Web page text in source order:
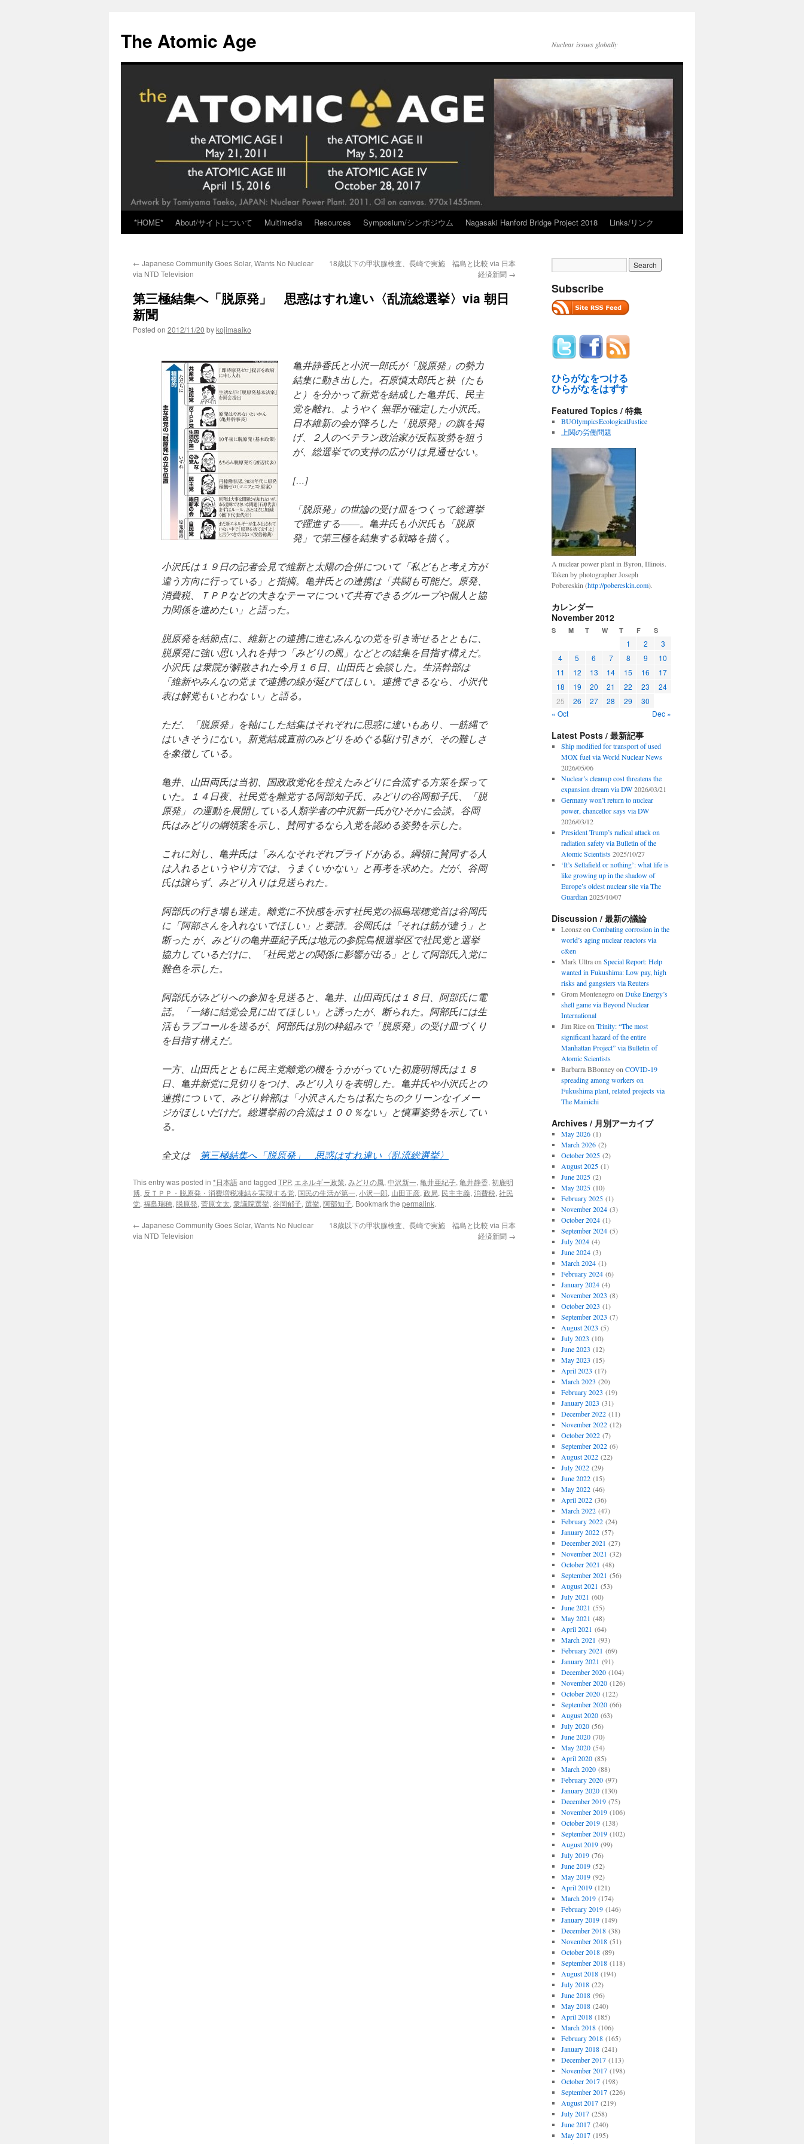
content
The Atomic Age Nuclear issues globally
*HOME* About/サイトについて Multimedia Resources Symposium/シンポジウム Nagasaki Hanford Bridge Project 2018 Links/リンク
← Japanese Community Goes Solar, Wants No Nuclear
via NTD Television
18歳以下の甲状腺検査、長崎で実施 福島と比較 via 日本
経済新聞 →
第三極結集へ「脱原発」 思惑はすれ違い〈乱流総選挙〉via 朝日
新聞
Posted on 2012/11/20 bykojimaaiko
亀井静香氏と小沢一郎氏が「脱原発」の勢力
結集に動き出した。石原慎太郎氏と袂（たも
と）を分かって新党を結成した亀井氏、民主
党を離れ、ようやく 無罪が確定した小沢氏。
日本維新の会が降ろした「脱原発」の旗を掲
げ、２人のベテラン政治家が反転攻勢を狙う
が、総選挙での支持の広がりは見通せない。
[…]
「脱原発」の世論の受け皿をつくって総選挙
で躍進する――。亀井氏も小沢氏も「脱原
発」で第三極を結集する戦略を描く。
小沢氏は１９日の記者会見で維新と太陽の合併について「私どもと考え方が
違う方向に行っている」と指摘。亀井氏との連携は「共闘も可能だ。原発、
消費税、ＴＰＰなどの大きなテーマについて共有できるグループや個人と協
力関係を進めたい」と語った。
脱原発を結節点に、維新との連携に進むみんなの党を引き寄せるとともに、
脱原発に強い思い入れを持つ「みどりの風」などとの結集を目指す構えだ。
小沢氏 は衆院が解散された今月１６日、山田氏と会談した。生活幹部は
「維新やみんなの党まで連携の線が延びてほしい。連携できるなら、小沢代
表は解党もいとわな い」と語る。
ただ、「脱原発」を軸にした結集はそれぞれに思惑に違いもあり、一筋縄で
はいきそうにない。新党結成直前のみどりをめぐる駆け引きが、その難しさ
を象徴している。
亀井、山田両氏は当初、国政政党化を控えたみどりに合流する方策を探って
いた。１４日夜、社民党を離党する阿部知子氏、みどりの谷岡郁子氏、「脱
原発」 の運動を展開している人類学者の中沢新一氏がひそかに会談。谷岡
氏はみどりの綱領案を示し、賛同するなら入党を認める姿勢を示した。
これに対し、亀井氏は「みんなそれぞれプライドがある。綱領に賛同する人
は入れるというやり方では、うまくいかない」と再考を求めた。だが、谷岡
氏は譲らず、みどり入りは見送られた。
阿部氏の行き場も迷走。離党に不快感を示す社民党の福島瑞穂党首は谷岡氏
に「阿部さんを入れないでほしい」と要請。谷岡氏は「それは筋が違う」と
断った が、みどりの亀井亜紀子氏は地元の参院島根選挙区で社民党と選挙
協力しているだけに、「社民党との関係に影響が出る」として阿部氏入党に
難色を示した。
阿部氏がみどりへの参加を見送ると、亀井、山田両氏は１８日、阿部氏に電
話。「一緒に結党会見に出てほしい」と誘ったが、断られた。阿部氏には生
活もラブコールを送るが、阿部氏は別の枠組みで「脱原発」の受け皿づくり
を目指す構えだ。
一方、山田氏とともに民主党離党の機をうかがっていた初鹿明博氏は１８
日、亀井新党に見切りをつけ、みどり入りを表明した。亀井氏や小沢氏との
連携につ いて、みどり幹部は「小沢さんたちは私たちのクリーンなイメー
ジがほしいだけだ。総選挙前の合流は１００％ない」と慎重姿勢を示してい
る。
全文は 第三極結集へ「脱原発」 思惑はすれ違い〈乱流総選挙〉
This entry was posted in *日本語and tagged TPP, エネルギー政策, みどりの風, 中沢新一, 亀井亜紀子, 亀井静香, 初鹿明
博, 反ＴＰＰ・脱原発・消費増税凍結を実現する党, 国民の生活が第一, 小沢一郎, 山田正彦, 政局, 民主主義, 消費税, 社民
党, 福島瑞穂, 脱原発, 菅原文太, 衆議院選挙, 谷岡郁子, 選挙, 阿部知子. Bookmark the permalink.
← Japanese Community Goes Solar, Wants No Nuclear
via NTD Television
18歳以下の甲状腺検査、長崎で実施 福島と比較 via 日本
経済新聞 →
Subscribe
ひらがなをつける
ひらがなをはずす
Featured Topics / 特集
BUOlympicsEcologicalJustice
上関の労働問題
A nuclear power plant in Byron, Illinois.
Taken by photographer Joseph
Pobereskin (http://pobereskin.com).
カレンダー
November 2012
S M T W T F S
1 2
3
4
5 6 7 8 9
10
11
12 13 14 15 16
17
18
19 20 21 22 23
24
25
26 27 28 29
30
« Oct
Dec »
Latest Posts / 最新記事
Ship modified for transport of used
MOX fuel via World Nuclear News
2026/05/06
Nuclear’s cleanup cost threatens the
expansion dream via DW 2026/03/21
Germany won’t return to nuclear
power, chancellor says via DW
2026/03/12
President Trump’s radical attack on
radiation safety via Bulletin of the
Atomic Scientists 2025/10/27
‘It’s Sellafield or nothing’: what life is
like growing up in the shadow of
Europe’s oldest nuclear site via The
Guardian 2025/10/07
Discussion / 最新の議論
Leonszon Combating corrosion in the
world’s aging nuclear reactors via
c&en
Mark Ultraon Special Report: Help
wanted in Fukushima: Low pay, high
risks and gangsters via Reuters
Grom Montenegroon Duke Energy’s
shell game via Beyond Nuclear
International
Jim Riceon Trinity: “The most
significant hazard of the entire
Manhattan Project” via Bulletin of
Atomic Scientists
Barbarra BBonneyon COVID-19
spreading among workers on
Fukushima plant, related projects via
The Mainichi
Archives / 月別アーカイブ
May 2026(1)
March 2026(2)
October 2025(2)
August 2025(1)
June 2025(2)
May 2025(10)
February 2025(1)
November 2024(3)
October 2024(1)
September 2024(5)
July 2024(4)
June 2024(3)
March 2024(1)
February 2024(6)
January 2024(4)
November 2023 (8)
October 2023 (1)
September 2023 (7)
August 2023 (5)
July 2023 (10)
June 2023 (12)
May 2023 (15)
April 2023 (17)
March 2023 (20)
February 2023 (19)
January 2023 (31)
December 2022(11)
November 2022(12)
October 2022(7)
September 2022(6)
August 2022(22)
July 2022(29)
June 2022(15)
May 2022(46)
April 2022(36)
March 2022(47)
February 2022(24)
January 2022(57)
December 2021 (27)
November 2021 (32)
October 2021 (48)
September 2021 (56)
August 2021 (53)
July 2021 (60)
June 2021 (55)
May 2021 (48)
April 2021 (64)
March 2021 (93)
February 2021 (69)
January 2021 (91)
December 2020(104)
November 2020(126)
October 2020(122)
September 2020(66)
August 2020(63)
July 2020(56)
June 2020(70)
May 2020(54)
April 2020(85)
March 2020(88)
February 2020(97)
January 2020(130)
December 2019(75)
November 2019(106)
October 2019(138)
September 2019(102)
August 2019(99)
July 2019(76)
June 2019(52)
May 2019(92)
April 2019(121)
March 2019(174)
February 2019(146)
January 2019(149)
December 2018(38)
November 2018(51)
October 2018(89)
September 2018(118)
August 2018(194)
July 2018(22)
June 2018(96)
May 2018(240)
April 2018(185)
March 2018(106)
February 2018(165)
January 2018(241)
December 2017(113)
November 2017(198)
October 2017(198)
September 2017(226)
August 2017(219)
July 2017(258)
June 2017(240)
May 2017(195)